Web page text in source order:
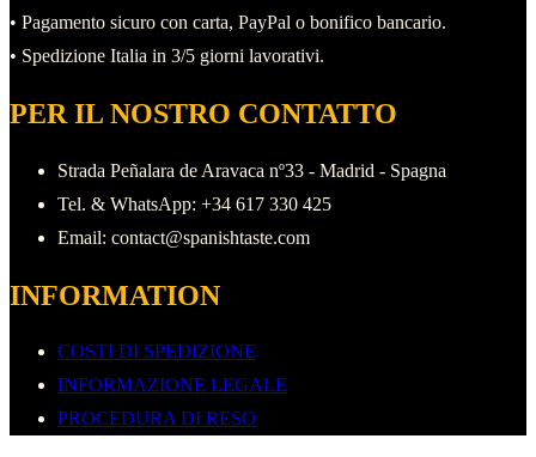
• Pagamento sicuro con carta, PayPal o bonifico bancario.
• Spedizione Italia in 3/5 giorni lavorativi.
PER IL NOSTRO CONTATTO
Strada Peñalara de Aravaca nº33 - Madrid - Spagna
Tel. & WhatsApp: +34 617 330 425
Email: contact@spanishtaste.com
INFORMATION
COSTI DI SPEDIZIONE
INFORMAZIONE LEGALE
PROCEDURA DI RESO